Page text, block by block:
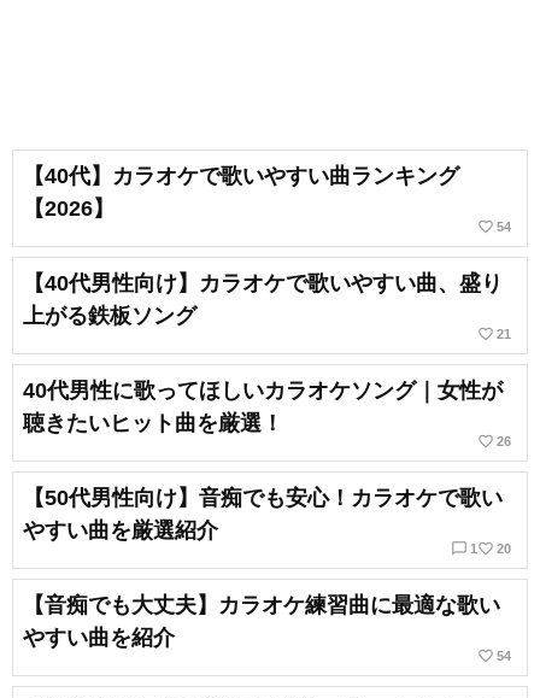
【40代】カラオケで歌いやすい曲ランキング
【2026】
favorite_border 54
【40代男性向け】カラオケで歌いやすい曲、盛り
上がる鉄板ソング
favorite_border 21
40代男性に歌ってほしいカラオケソング｜女性が
聴きたいヒット曲を厳選！
favorite_border 26
【50代男性向け】音痴でも安心！カラオケで歌い
やすい曲を厳選紹介
chat_bubble_outline 1 favorite_border 20
【音痴でも大丈夫】カラオケ練習曲に最適な歌い
やすい曲を紹介
favorite_border 54